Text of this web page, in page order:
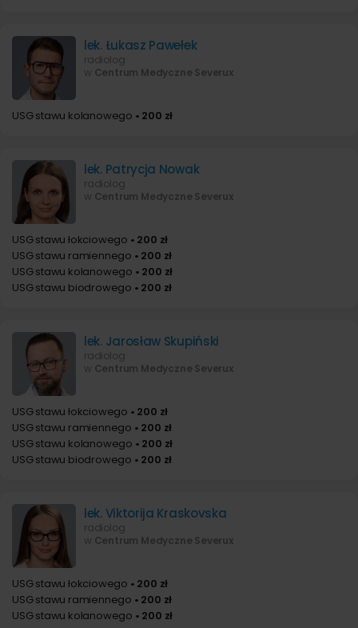
lek. Łukasz Pawełek
radiolog
w Centrum Medyczne Severux
USG stawu kolanowego • 200 zł
lek. Patrycja Nowak
radiolog
w Centrum Medyczne Severux
USG stawu łokciowego • 200 zł
USG stawu ramiennego • 200 zł
USG stawu kolanowego • 200 zł
USG stawu biodrowego • 200 zł
lek. Jarosław Skupiński
radiolog
w Centrum Medyczne Severux
USG stawu łokciowego • 200 zł
USG stawu ramiennego • 200 zł
USG stawu kolanowego • 200 zł
USG stawu biodrowego • 200 zł
lek. Viktorija Kraskovska
radiolog
w Centrum Medyczne Severux
USG stawu łokciowego • 200 zł
USG stawu ramiennego • 200 zł
USG stawu kolanowego • 200 zł